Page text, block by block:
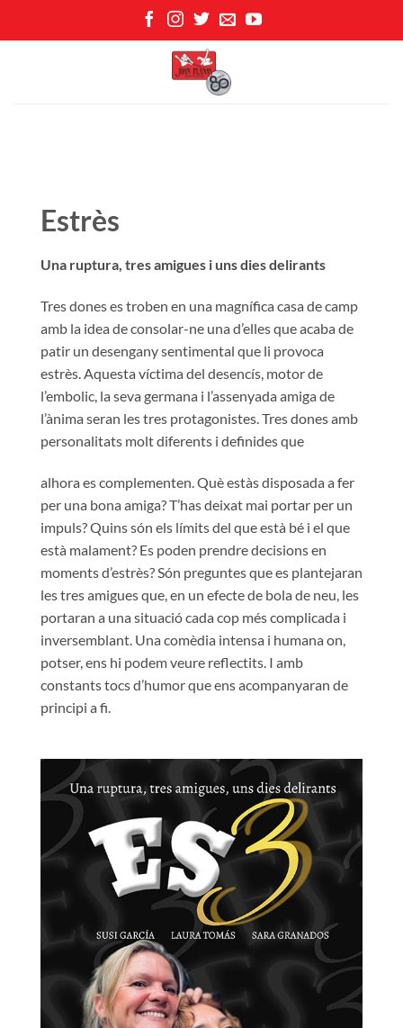
Estrès
Una ruptura, tres amigues i uns dies delirants
Tres dones es troben en una magnífica casa de camp
amb la idea de consolar-ne una d’elles que acaba de
patir un desengany sentimental que li provoca
estrès. Aquesta víctima del desencís, motor de
l’embolic, la seva germana i l’assenyada amiga de
l’ànima seran les tres protagonistes. Tres dones amb
personalitats molt diferents i definides que
alhora es complementen. Què estàs disposada a fer
per una bona amiga? T’has deixat mai portar per un
impuls? Quins són els límits del que està bé i el que
està malament? Es poden prendre decisions en
moments d’estrès? Són preguntes que es plantejaran
les tres amigues que, en un efecte de bola de neu, les
portaran a una situació cada cop més complicada i
inversemblant. Una comèdia intensa i humana on,
potser, ens hi podem veure reflectits. I amb
constants tocs d’humor que ens acompanyaran de
principi a fi.